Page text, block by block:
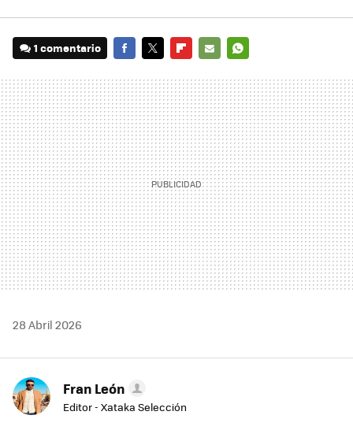
1 comentario
MAIL
28 Abril 2026
Fran León
Editor - Xataka Selección